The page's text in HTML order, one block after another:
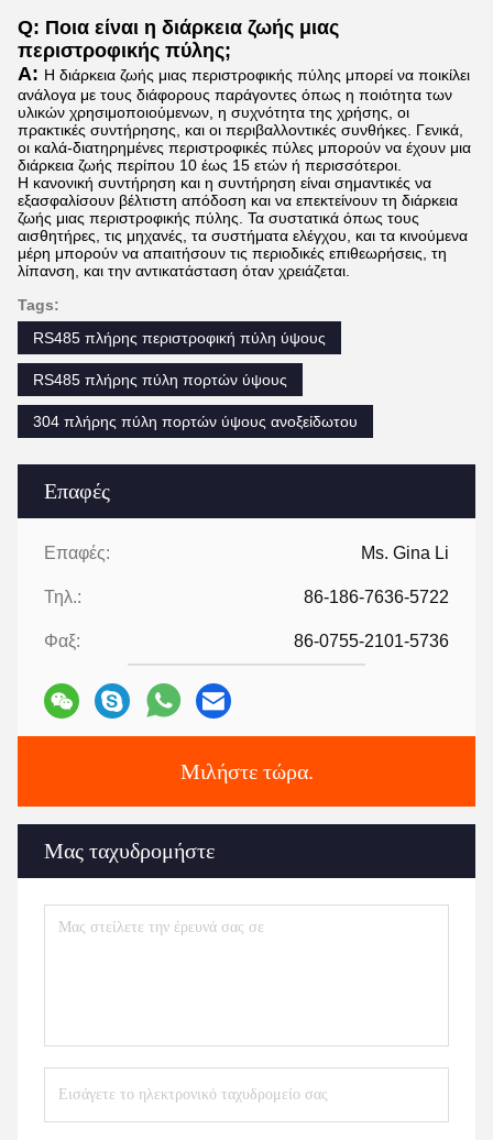
Επαφές
Επαφές: Ms. Gina Li
Τηλ.: 86-186-7636-5722
Φαξ: 86-0755-2101-5736
Μιλήστε τώρα.
Μας ταχυδρομήστε
Q: Ποια είναι η διάρκεια ζωής μιας
περιστροφικής πύλης;
Α: Η διάρκεια ζωής μιας περιστροφικής πύλης μπορεί να ποικίλει
ανάλογα με τους διάφορους παράγοντες όπως η ποιότητα των
υλικών χρησιμοποιούμενων, η συχνότητα της χρήσης, οι
πρακτικές συντήρησης, και οι περιβαλλοντικές συνθήκες. Γενικά,
οι καλά-διατηρημένες περιστροφικές πύλες μπορούν να έχουν μια
διάρκεια ζωής περίπου 10 έως 15 ετών ή περισσότεροι.
Η κανονική συντήρηση και η συντήρηση είναι σημαντικές να
εξασφαλίσουν βέλτιστη απόδοση και να επεκτείνουν τη διάρκεια
ζωής μιας περιστροφικής πύλης. Τα συστατικά όπως τους
αισθητήρες, τις μηχανές, τα συστήματα ελέγχου, και τα κινούμενα
μέρη μπορούν να απαιτήσουν τις περιοδικές επιθεωρήσεις, τη
λίπανση, και την αντικατάσταση όταν χρειάζεται.
Tags:
RS485 πλήρης περιστροφική πύλη ύψους
RS485 πλήρης πύλη πορτών ύψους
304 πλήρης πύλη πορτών ύψους ανοξείδωτου